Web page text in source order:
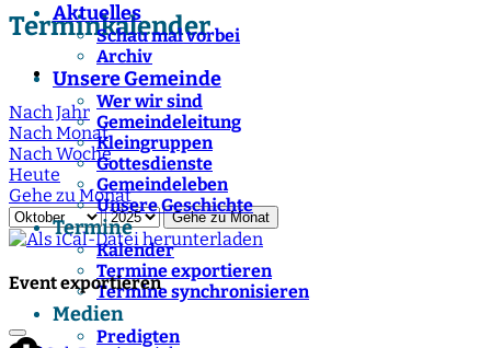
Aktuelles
Schau mal vorbei
Archiv
Unsere Gemeinde
Wer wir sind
Gemeindeleitung
Kleingruppen
Gottesdienste
Gemeindeleben
Unsere Geschichte
Termine
Kalender
Termine exportieren
Termine synchronisieren
Medien
Predigten
Terminkalender
Nach Jahr
Nach Monat
Nach Woche
Heute
Gehe zu Monat
Gehe zu Monat
Event exportieren